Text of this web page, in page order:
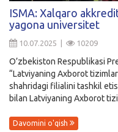
ISMA: Xalqaro
yagona universitet
10.07.2025 | 10209
O’zbekiston Respublikasi
“Latviyaning Axborot
shahridagi filialini tashkil
bilan Latviyaning Axborot
Davomini o'qish